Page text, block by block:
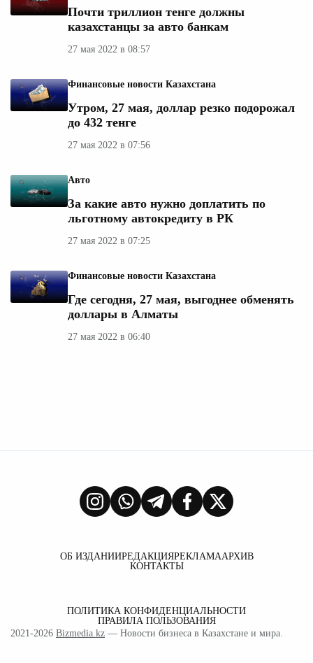
Почти триллион тенге должны
казахстанцы за авто банкам
27 мая 2022 в 08:57
Финансовые новости Казахстана
Утром, 27 мая, доллар резко подорожал
до 432 тенге
27 мая 2022 в 07:56
Авто
За какие авто нужно доплатить по
льготному автокредиту в РК
27 мая 2022 в 07:25
Финансовые новости Казахстана
Где сегодня, 27 мая, выгоднее обменять
доллары в Алматы
27 мая 2022 в 06:40
ОБ ИЗДАНИИРЕДАКЦИЯРЕКЛАМААРХИВ
КОНТАКТЫ
ПОЛИТИКА КОНФИДЕНЦИАЛЬНОСТИ
ПРАВИЛА ПОЛЬЗОВАНИЯ
2021-2026 Bizmedia.kz — Новости бизнеса в Казахстане и мира.